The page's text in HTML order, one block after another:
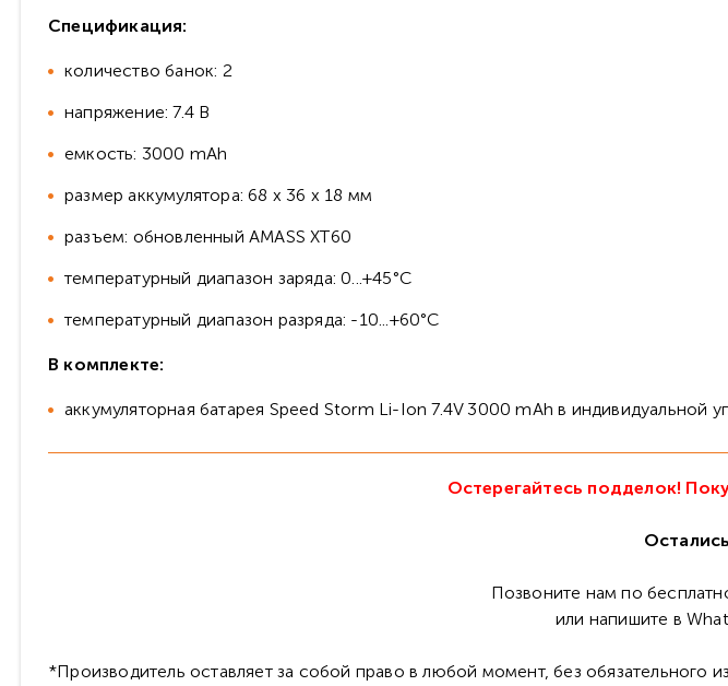
Спецификация:
количество банок: 2
напряжение: 7.4 В
емкость: 3000 mAh
размер аккумулятора: 68 х 36 х 18 мм
разъем: обновленный AMASS XT60
температурный диапазон заряда: 0...+45°C
температурный диапазон разряда: -10...+60°C
В комплекте:
аккумуляторная батарея Speed Storm Li-Ion 7.4V 3000 mAh в индивидуальной
Остерегайтесь подделок!
Позвоните нам по
или напишите в
*Производитель оставляет за собой право в любой момент, без обязательного